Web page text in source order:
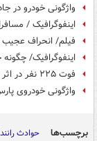
واژگونی خودرو در جاده
اینفوگرافیک /
فیلم/ انحراف عجیب
اینفوگرافیک/
فوت ۲۲۵ نفر در اثر تصادفات روزهای اخیر
واژگونی خودروی
برچسب‌ها حوادث